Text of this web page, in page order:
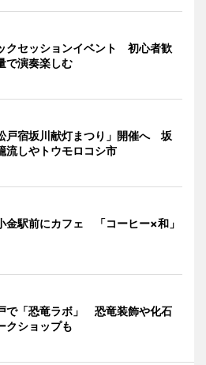
クセッションイベント 初心者歓
で演奏楽しむ
戸宿坂川献灯まつり」開催へ 坂
流しやトウモロコシ市
金駅前にカフェ 「コーヒー×和」
で「恐竜ラボ」 恐竜装飾や化石
クショップも